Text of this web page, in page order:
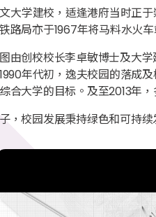
大学建校，适逢港府当时正
路局亦于1967年将马料水火
由创校校长李卓敏博士及大
年代初，逸夫校园的落成
合大学的目标。及至2013年
，校园发展秉持绿色和可持